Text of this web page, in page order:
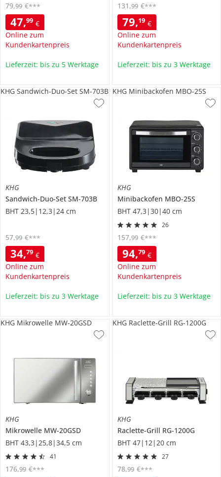
47,99 €
Online zum
Kundenkartenpreis
79,99 €***
Lieferzeit: bis zu 5 Werktage
79,19 €
Online zum
Kundenkartenpreis
131 ,99 €***
Lieferzeit: bis zu 3 Werktage
KHG
Sandwich-Duo-Set SM-703B
BHT 23,5|12,3|24 cm
34,79 €
Online zum
Kundenkartenpreis
57,99 €***
KHG Sandwich-Duo-Set SM-703B
Lieferzeit: bis zu 3 Werktage
KHG
Minibackofen MBO-25S
BHT 47,3|30|40 cm
26
94,79 €
Online zum
Kundenkartenpreis
157,99 €***
KHG Minibackofen MBO-25S
Lieferzeit: bis zu 3 Werktage
KHG
Mikrowelle MW-20GSD
BHT 43,3|25,8|34,5 cm
41
176,99 €***
KHG Mikrowelle MW-20GSD
KHG
Raclette-Grill RG-1200G
BHT 47|12|20 cm
27
78,99 €***
KHG Raclette-Grill RG-1200G